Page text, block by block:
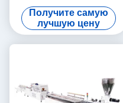
ПВХ / Линия экструзии
профилей ПВХ
Получите самую
лучшую цену